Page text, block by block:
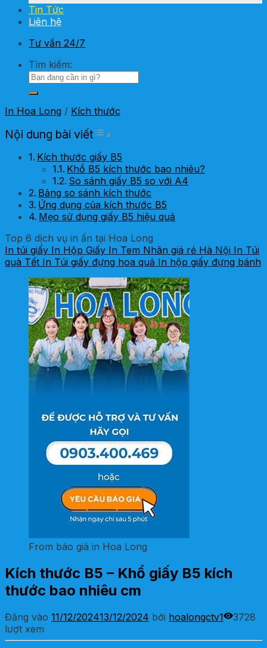
Tin Tức
Liên hệ
Tư vấn 24/7
Tìm kiếm:
In Hoa Long / Kích thước
Nội dung bài viết Toggle Table of Content
Kích thước giấy B5
Khổ B5 kích thước bao nhiêu?
So sánh giấy B5 so với A4
Bảng so sánh kích thước
Ứng dụng của kích thước B5
Mẹo sử dụng giấy B5 hiệu quả
Top 6 dịch vụ in ấn tại Hoa Long
In túi giấy In Hộp Giấy In Tem Nhãn giá rẻ Hà Nội In Túi
quà Tết In Túi giấy đựng hoa quả In hộp giấy đựng bánh
From báo giá in Hoa Long
Kích thước B5 – Khổ giấy B5 kích
thước bao nhiêu cm
Đăng vào 11/12/202413/12/2024 bởi hoalongctv1
3728
lượt xem